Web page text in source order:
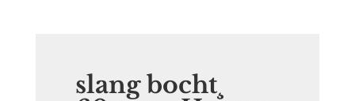
slang bocht¸